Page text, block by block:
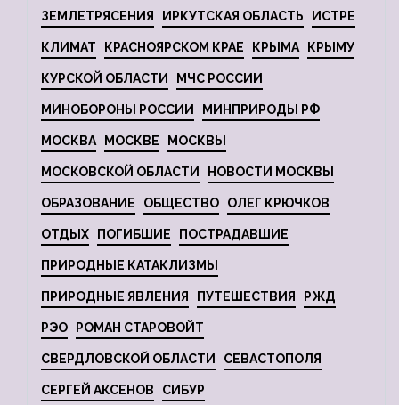
ЗЕМЛЕТРЯСЕНИЯ ИРКУТСКАЯ ОБЛАСТЬ ИСТРЕ
КЛИМАТ КРАСНОЯРСКОМ КРАЕ КРЫМА КРЫМУ
КУРСКОЙ ОБЛАСТИ МЧС РОССИИ
МИНОБОРОНЫ РОССИИ МИНПРИРОДЫ РФ
МОСКВА МОСКВЕ МОСКВЫ
МОСКОВСКОЙ ОБЛАСТИ НОВОСТИ МОСКВЫ
ОБРАЗОВАНИЕ ОБЩЕСТВО ОЛЕГ КРЮЧКОВ
ОТДЫХ ПОГИБШИЕ ПОСТРАДАВШИЕ
ПРИРОДНЫЕ КАТАКЛИЗМЫ
ПРИРОДНЫЕ ЯВЛЕНИЯ ПУТЕШЕСТВИЯ РЖД
РЭО РОМАН СТАРОВОЙТ
СВЕРДЛОВСКОЙ ОБЛАСТИ СЕВАСТОПОЛЯ
СЕРГЕЙ АКСЕНОВ СИБУР